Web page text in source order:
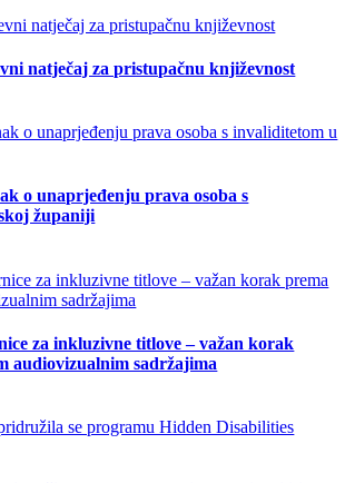
natječaj za pristupačnu književnost
o unaprjeđenju prava osoba s
županiji
za inkluzivne titlove – važan korak
audiovizualnim sadržajima